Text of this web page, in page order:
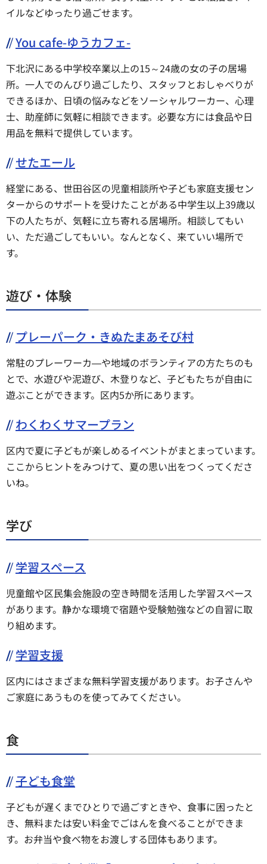
イルなどゆったり過ごせます。
You cafe-ゆうカフェ-
下北沢にある中学校卒業以上の15～24歳の女の子の居場
所。一人でのんびり過ごしたり、スタッフとおしゃべりが
できるほか、日頃の悩みなどをソーシャルワーカー、心理
士、助産師に気軽に相談できます。必要な方には食品や日
用品を無料で提供しています。
せたエール
経堂にある、世田谷区の児童相談所や子ども家庭支援セン
ターからのサポートを受けたことがある中学生以上39歳以
下の人たちが、気軽に立ち寄れる居場所。相談してもい
い、ただ過ごしてもいい。なんとなく、来ていい場所で
す。
遊び・体験
プレーパーク・きぬたまあそび村
常駐のプレーワーカ―や地域のボランティアの方たちのも
とで、水遊びや泥遊び、木登りなど、子どもたちが自由に
遊ぶことができます。区内5か所にあります。
わくわくサマープラン
区内で夏に子どもが楽しめるイベントがまとまっています。
ここからヒントをみつけて、夏の思い出をつくってくださ
いね。
学び
学習スペース
児童館や区民集会施設の空き時間を活用した学習スペース
があります。静かな環境で宿題や受験勉強などの自習に取
り組めます。
学習支援
区内にはさまざまな無料学習支援があります。お子さんや
ご家庭にあうものを使ってみてください。
食
子ども食堂
子どもが遅くまでひとりで過ごすときや、食事に困ったと
き、無料または安い料金でごはんを食べることができま
す。お弁当や食べ物をお渡しする団体もあります。